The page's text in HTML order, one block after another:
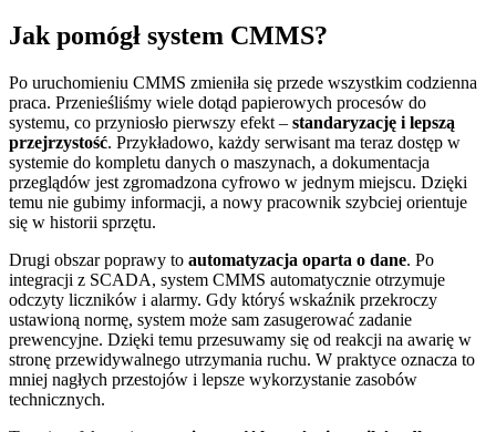
Jak pomógł system CMMS?
Po uruchomieniu CMMS zmieniła się przede wszystkim codzienna
praca. Przenieśliśmy wiele dotąd papierowych procesów do
systemu, co przyniosło pierwszy efekt – standaryzację i lepszą
przejrzystość. Przykładowo, każdy serwisant ma teraz dostęp w
systemie do kompletu danych o maszynach, a dokumentacja
przeglądów jest zgromadzona cyfrowo w jednym miejscu. Dzięki
temu nie gubimy informacji, a nowy pracownik szybciej orientuje
się w historii sprzętu.
Drugi obszar poprawy to automatyzacja oparta o dane. Po
integracji z SCADA, system CMMS automatycznie otrzymuje
odczyty liczników i alarmy. Gdy któryś wskaźnik przekroczy
ustawioną normę, system może sam zasugerować zadanie
prewencyjne. Dzięki temu przesuwamy się od reakcji na awarię w
stronę przewidywalnego utrzymania ruchu. W praktyce oznacza to
mniej nagłych przestojów i lepsze wykorzystanie zasobów
technicznych.